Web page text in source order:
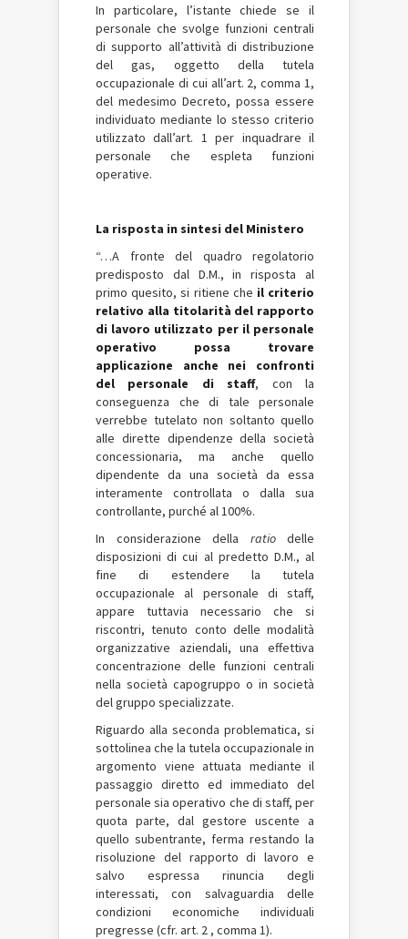
In particolare, l’istante chiede se il
personale che svolge funzioni centrali
di supporto all’attività di distribuzione
del gas, oggetto della tutela
occupazionale di cui all’art. 2, comma 1,
del medesimo Decreto, possa essere
individuato mediante lo stesso criterio
utilizzato dall’art. 1 per inquadrare il
personale che espleta funzioni
operative.
La risposta in sintesi del Ministero
“…A fronte del quadro regolatorio
predisposto dal D.M., in risposta al
primo quesito, si ritiene che il criterio
relativo alla titolarità del rapporto
di lavoro utilizzato per il personale
operativo possa trovare
applicazione anche nei confronti
del personale di staff, con la
conseguenza che di tale personale
verrebbe tutelato non soltanto quello
alle dirette dipendenze della società
concessionaria, ma anche quello
dipendente da una società da essa
interamente controllata o dalla sua
controllante, purché al 100%.
In considerazione della ratiodelle
disposizioni di cui al predetto D.M., al
fine di estendere la tutela
occupazionale al personale di staff,
appare tuttavia necessario che si
riscontri, tenuto conto delle modalità
organizzative aziendali, una effettiva
concentrazione delle funzioni centrali
nella società capogruppo o in società
del gruppo specializzate.
Riguardo alla seconda problematica, si
sottolinea che la tutela occupazionale in
argomento viene attuata mediante il
passaggio diretto ed immediato del
personale sia operativo che di staff, per
quota parte, dal gestore uscente a
quello subentrante, ferma restando la
risoluzione del rapporto di lavoro e
salvo espressa rinuncia degli
interessati, con salvaguardia delle
condizioni economiche individuali
pregresse (cfr. art. 2 , comma 1).